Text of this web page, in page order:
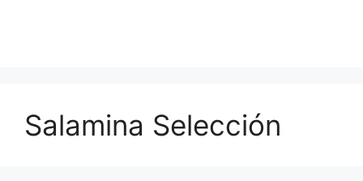
Salamina Selección